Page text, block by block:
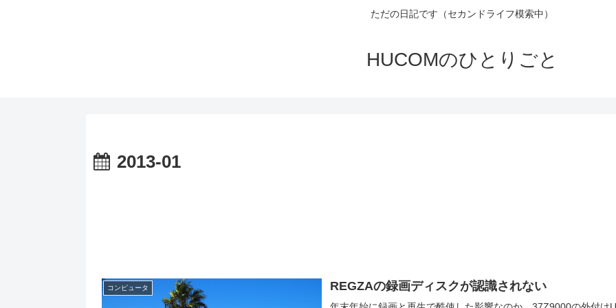
ただの日記です（セカンドライフ模索中）
HUCOMのひとりごと
2013-01
コンピュータ REGZAの録画ディスクが認識されない